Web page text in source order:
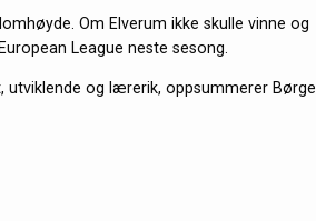
Om Elverum ikke skulle vinne og
League neste sesong.
og lærerik, oppsummerer Børge